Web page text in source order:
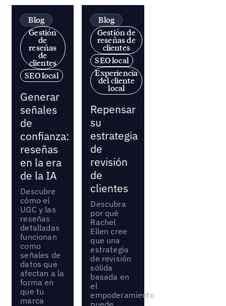
Blog
Gestión
de
reseñas
de
clientes
SEO local
Generar
señales
de
confianza:
reseñas
en la era
de la IA
Descubre
cómo el
UGC y las
reseñas
detalladas
funcionan
como
señales de
datos que
afectan a la
forma en
que tu
marca
Blog
Gestión de
reseñas de
clientes
SEO local
Experiencia
del cliente
local
Repensar
su
estrategia
de
revisión
de
clientes
Descubra
por qué
Rachel
Ellen cree
que una
estrategia
de revisión
sólida
basada en
el
empoderamiento
puede